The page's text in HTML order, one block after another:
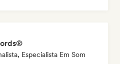
Especialista Em Som